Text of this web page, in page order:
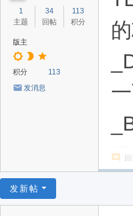
1
主题
34
回帖
113
积分
版主
积分
113
发消息
发新帖